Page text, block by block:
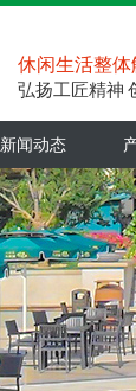
休闲生活整
弘扬工匠精神
新闻动态